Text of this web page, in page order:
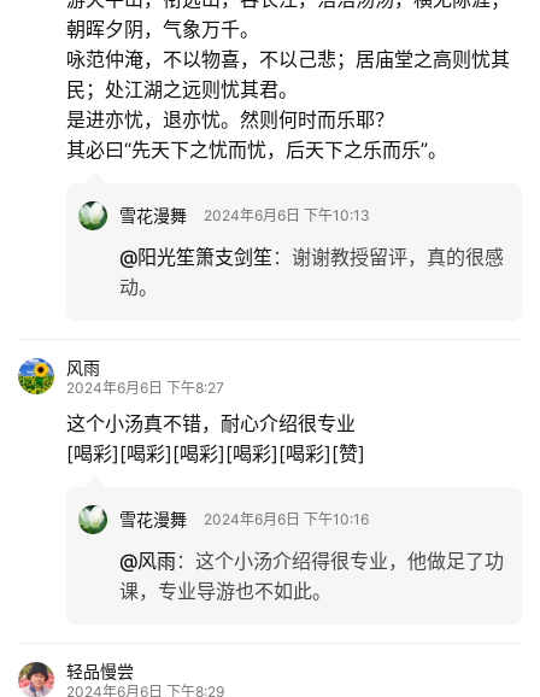
朝晖夕阴，气象万千。
咏范仲淹，不以物喜，不以己悲；居庙堂之高则忧其
民；处江湖之远则忧其君。
是进亦忧，退亦忧。然则何时而乐耶？
其必曰“先天下之忧而忧，后天下之乐而乐”。
雪花漫舞 2024年6月6日 下午10:13
@阳光笙箫支剑笙 ： 谢谢教授留评，真的很感
动。
风雨
2024年6月6日 下午8:27
这个小汤真不错，耐心介绍很专业
[喝彩][喝彩][喝彩][喝彩][喝彩][赞]
雪花漫舞 2024年6月6日 下午10:16
@风雨： 这个小汤介绍得很专业，他做足了功
课，专业导游也不如此。
轻品慢尝
2024年6月6日 下午8:29